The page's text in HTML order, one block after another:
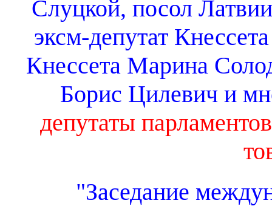
Слуцкой, посол
эксм-депутат
Кнессета Марина
Борис Цилевич и
депутаты
"Заседание